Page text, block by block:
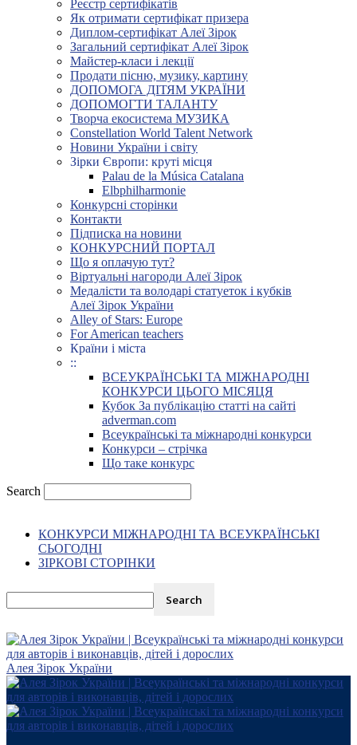
Реєстр сертифікатів
Як отримати сертифікат призера
Диплом-сертифікат Алеї Зірок
Загальний сертифікат Алеї Зірок
Майстер-класи і лекції
Продати пісню, музику, картину
ДОПОМОГА ДІТЯМ УКРАЇНИ
ДОПОМОГТИ ТАЛАНТУ
Творча екосистема МУЗИКА
Constellation World Talent Network
Новини України і світу
Зірки Європи: круті місця
Palau de la Música Catalana
Elbphilharmonie
Конкурсні сторінки
Контакти
Підписка на новини
КОНКУРСНИЙ ПОРТАЛ
Що я оплачую тут?
Віртуальні нагороди Алеї Зірок
Медалісти та володарі статуеток і кубків
Алеї Зірок України
Alley of Stars: Europe
For American teachers
Країни і міста
::
ВСЕУКРАЇНСЬКІ ТА МІЖНАРОДНІ
КОНКУРСИ ЦЬОГО МІСЯЦЯ
Кубок За публікацію статті на сайті
adverman.com
Всеукраїнські та міжнародні конкурси
Конкурси – стрічка
Що таке конкурс
Search
КОНКУРСИ МІЖНАРОДНІ ТА ВСЕУКРАЇНСЬКІ
СЬОГОДНІ
ЗІРКОВІ СТОРІНКИ
Алея Зірок України